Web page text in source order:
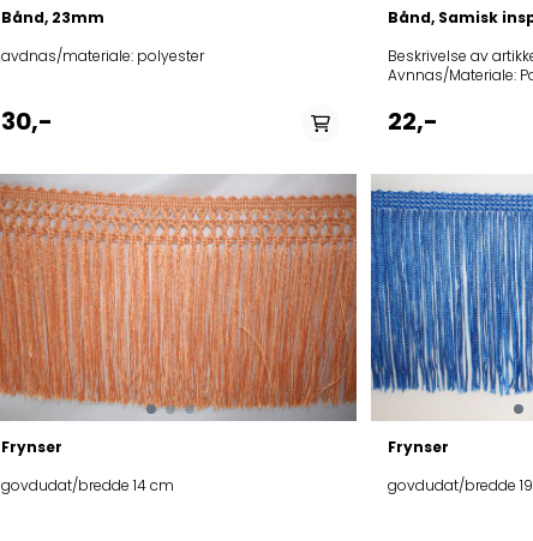
Bånd, 23mm
avdnas/materiale: polyester
30,-
Bånd, Samisk
Beskrivelse av artikkelen Samisk
Avnnas/Materiale: Polyester
22,-
Frynser
govdudat/bredde 14 cm
Frynser
govdudat/bredde
rukses/rød, cuovgat alit/ lysere blå, turkis